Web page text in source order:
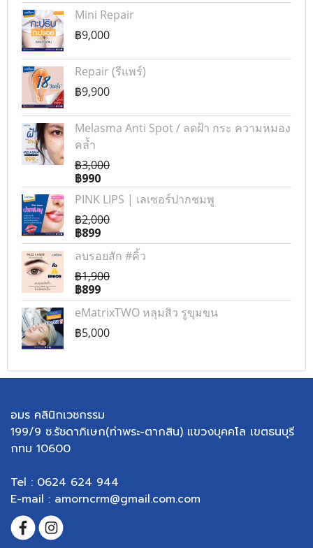
Mini Repair
฿9,000
Repair (รีแพร์)
฿9,900
Melasma Anti Spot / ลดฝ้า กระ ความหมอง
คล้ำ
฿3,000
฿990
PINK LIPS | เลเซอร์ปากชมพู
฿2,000
฿899
ลบรอยสัก #คิ้ว
฿1,900
฿899
eMatrixTWO หลุมสิว รูขุมขน
฿5,000
อมร คลินิกเวชกรรม
199/9 ซ.รัชดาภิเษก(ท่าพระ-ตากสิน) แขวงบุคคโล เขตธนบุรี
กทม 10600
Tel : 0624 624 944
E-mail : amorncrm@gmail.com.com